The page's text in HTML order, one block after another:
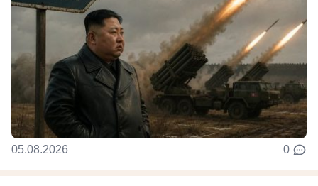
05.08.2026 0